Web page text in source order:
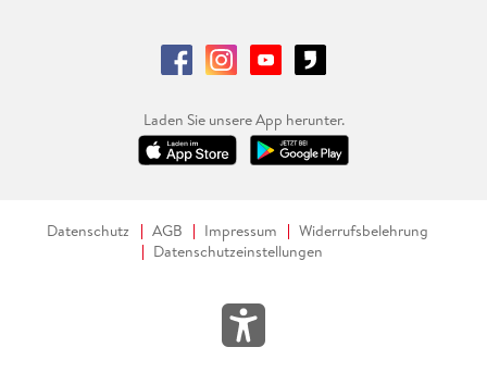
Laden Sie unsere App herunter.
Datenschutz AGB Impressum
Widerrufsbelehrung
Datenschutzeinstellungen